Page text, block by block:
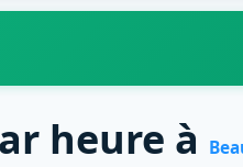
heure à